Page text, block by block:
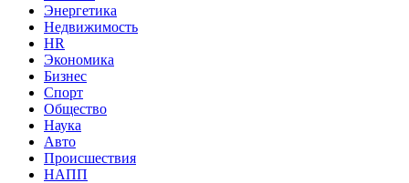
Энергетика
Недвижимость
HR
Экономика
Бизнес
Спорт
Общество
Наука
Авто
Происшествия
НАПП